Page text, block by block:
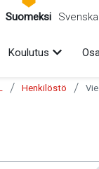
Suomeksi Svenska
Koulutus Avaa
/ Henkilöstö /